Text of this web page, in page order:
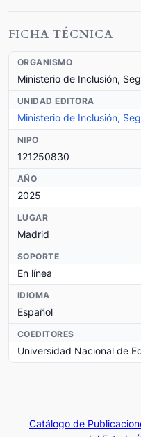
FICHA TÉCNICA
ORGANISMO
Ministerio de Inclusión,
UNIDAD EDITORA
Ministerio de Inclusión,
NIPO
121250830
AÑO
2025
LUGAR
Madrid
SOPORTE
En línea
IDIOMA
Español
COEDITORES
Universidad Nacional de
Catálogo de